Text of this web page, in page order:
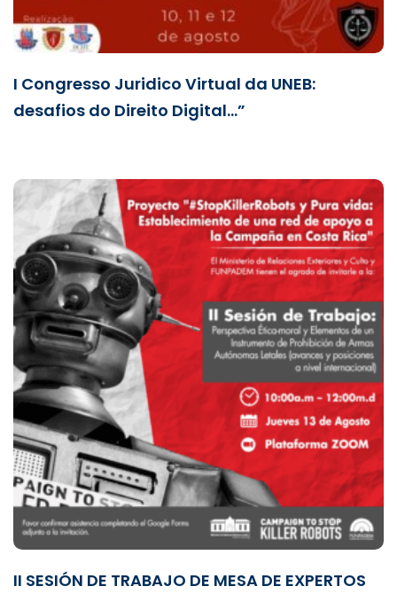
I Congresso Juridico Virtual da UNEB:
desafios do Direito Digital…”
II SESIÓN DE TRABAJO DE MESA DE EXPERTOS